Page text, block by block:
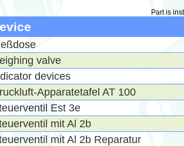
Part is
valve
devices
Apparatetafel AT 100
Est 3e
mit Al 2b
mit Al 2b Reparatur